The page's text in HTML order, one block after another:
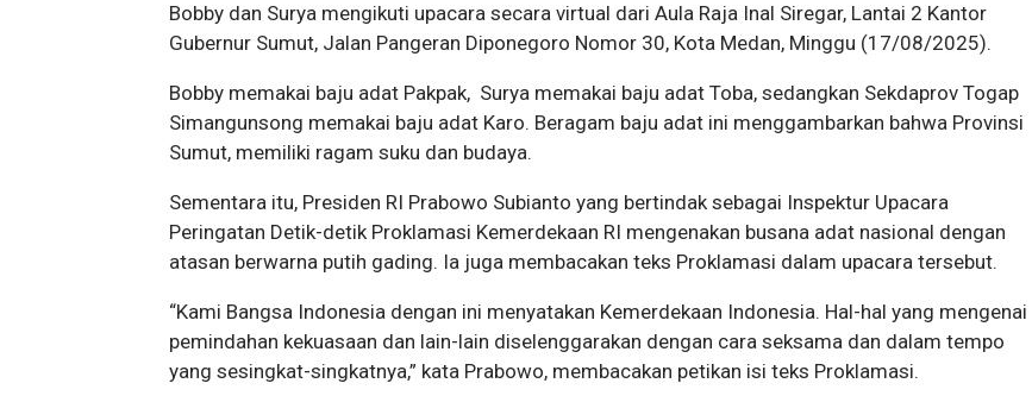
Bobby dan Surya mengikuti upacara secara virtual dari Aula Raja Inal Siregar, Lantai 2 Kantor
Gubernur Sumut, Jalan Pangeran Diponegoro Nomor 30, Kota Medan, Minggu (17/08/2025).
Bobby memakai baju adat Pakpak, Surya memakai baju adat Toba, sedangkan Sekdaprov Togap
Simangunsong memakai baju adat Karo. Beragam baju adat ini menggambarkan bahwa Provinsi
Sumut, memiliki ragam suku dan budaya.
Sementara itu, Presiden RI Prabowo Subianto yang bertindak sebagai Inspektur Upacara
Peringatan Detik-detik Proklamasi Kemerdekaan RI mengenakan busana adat nasional dengan
atasan berwarna putih gading. Ia juga membacakan teks Proklamasi dalam upacara tersebut.
“Kami Bangsa Indonesia dengan ini menyatakan Kemerdekaan Indonesia. Hal-hal yang mengenai
pemindahan kekuasaan dan lain-lain diselenggarakan dengan cara seksama dan dalam tempo
yang sesingkat-singkatnya,” kata Prabowo, membacakan petikan isi teks Proklamasi.